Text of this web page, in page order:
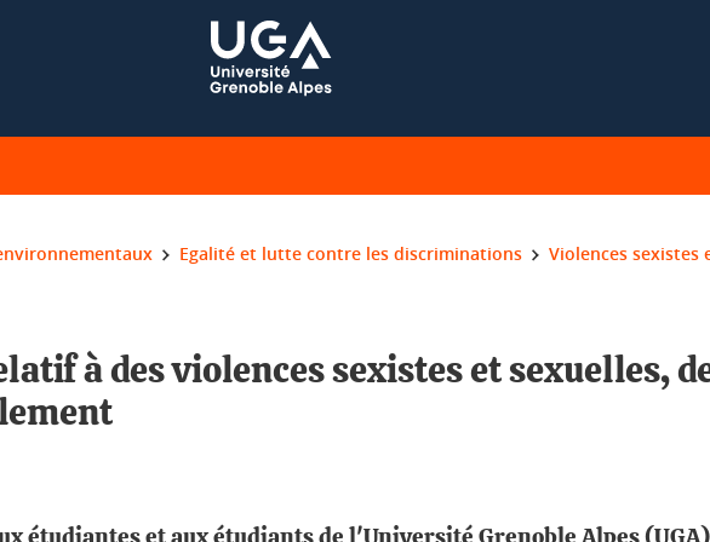
Egalité et lutte contre les discriminations
Violences sexistes
à des violences sexistes et sexuelles,